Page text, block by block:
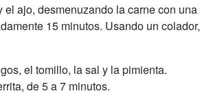
ajo, desmenuzando la carne con una
15 minutos. Usando un colador,
el tomillo, la sal y la pimienta.
de 5 a 7 minutos.